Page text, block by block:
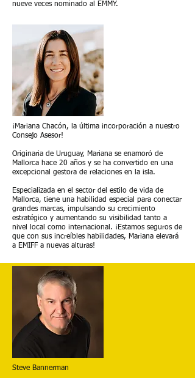
nueve veces nominado al EMMY.
¡Mariana Chacón, la última incorporación a nuestro
Consejo Asesor!
Originaria de Uruguay, Mariana se enamoró de
Mallorca hace 20 años y se ha convertido en una
excepcional gestora de relaciones en la isla.
Especializada en el sector del estilo de vida de
Mallorca, tiene una habilidad especial para conectar
grandes marcas, impulsando su crecimiento
estratégico y aumentando su visibilidad tanto a
nivel local como internacional. ¡Estamos seguros de
que con sus increíbles habilidades, Mariana elevará
a EMIFF a nuevas alturas!
Steve Bannerman